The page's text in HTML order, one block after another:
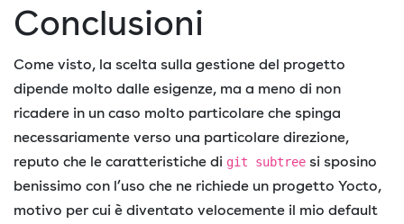
Conclusioni
Come visto, la scelta sulla gestione del progetto
dipende molto dalle esigenze, ma a meno di non
ricadere in un caso molto particolare che spinga
necessariamente verso una particolare direzione,
reputo che le caratteristiche di git subtree si sposino
benissimo con l’uso che ne richiede un progetto Yocto,
motivo per cui è diventato velocemente il mio default